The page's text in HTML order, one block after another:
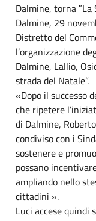
Dalmine, torna
Dalmine, 29
Distretto del
l’organizzazione
Dalmine, Lallio,
strada del Natale”.
«Dopo il successo
che ripetere
di Dalmine,
condiviso con i
sostenere e
possano
ampliando nello
cittadini ».
Luci accese quindi